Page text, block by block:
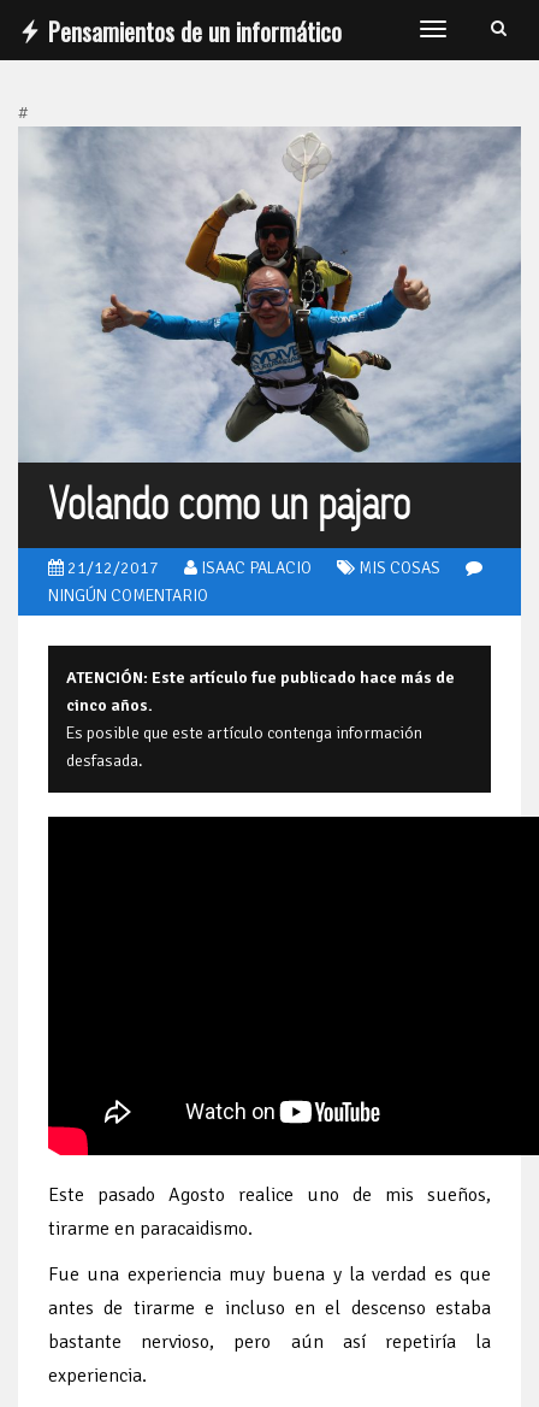
T
o
a
o
n
Pensamientos de un informático
#
Volando como un pajaro
21/12/2017 ISAAC PALACIO
MIS COSAS
NINGÚN COMENTARIO
ATENCIÓN: Este artículo fue publicado hace más de
cinco años.
Es posible que este artículo contenga información
desfasada.
Este pasado Agosto realice uno de mis sueños,
tirarme en paracaidismo.
Fue una experiencia muy buena y la verdad es que
antes de tirarme e incluso en el descenso estaba
bastante nervioso, pero aún así repetiría la
experiencia.